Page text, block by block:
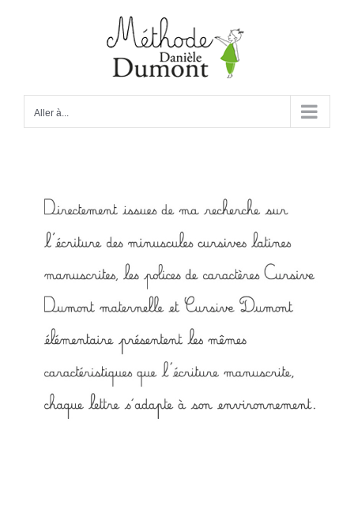
Aller à...